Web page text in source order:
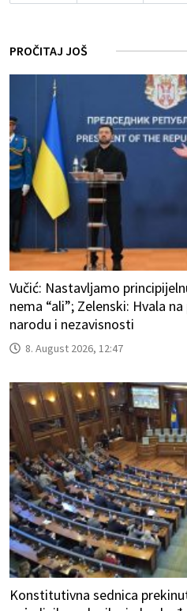
PROČITAJ JOŠ
Vučić: Nastavljamo
nema “ali”; Zelenski: Hvala
narodu i nezavisnosti
8. August 2026, 12:47
Konstitutivna sednica